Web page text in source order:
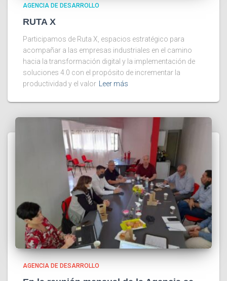
AGENCIA DE DESARROLLO
RUTA X
Participamos de Ruta X, espacios estratégico para
acompañar a las empresas industriales en el camino
hacia la transformación digital y la implementación de
soluciones 4.0 con el propósito de incrementar la
productividad y el valor Leer más
AGENCIA DE DESARROLLO